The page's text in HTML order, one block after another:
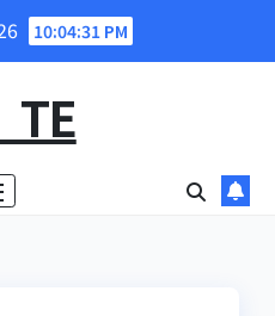
10:04:32 PM